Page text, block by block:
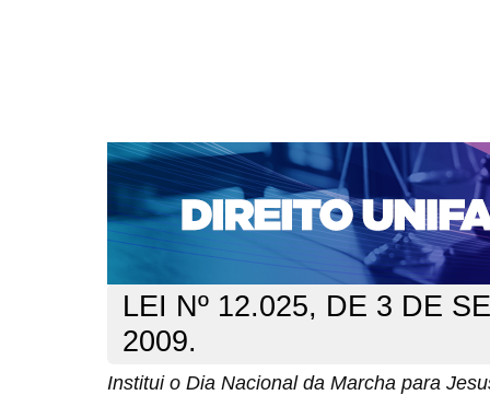
CAPA SOBRE ACESSO CADASTRO
NOTÍCIAS
EDIÇÕES DE Nº 1 A 100 WEBMAIL
Capa>n. 113 (2009) > para Jesus
LEI Nº 12.025, DE 3 DE
2009.
Institui o Dia Nacional da Marcha para